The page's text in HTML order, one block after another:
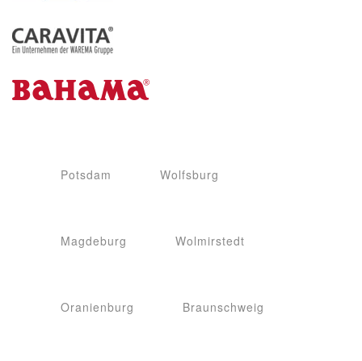
Potsdam Wolfsburg
Magdeburg Wolmirstedt
Oranienburg Braunschweig